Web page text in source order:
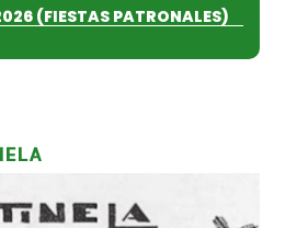
(FIESTAS PATRONALES)